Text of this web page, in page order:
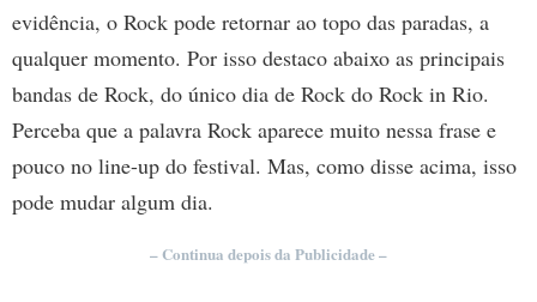
evidência, o Rock pode retornar ao topo das paradas, a
qualquer momento. Por isso destaco abaixo as principais
bandas de Rock, do único dia de Rock do Rock in Rio.
Perceba que a palavra Rock aparece muito nessa frase e
pouco no line-up do festival. Mas, como disse acima, isso
pode mudar algum dia.
– Continua depois da Publicidade –